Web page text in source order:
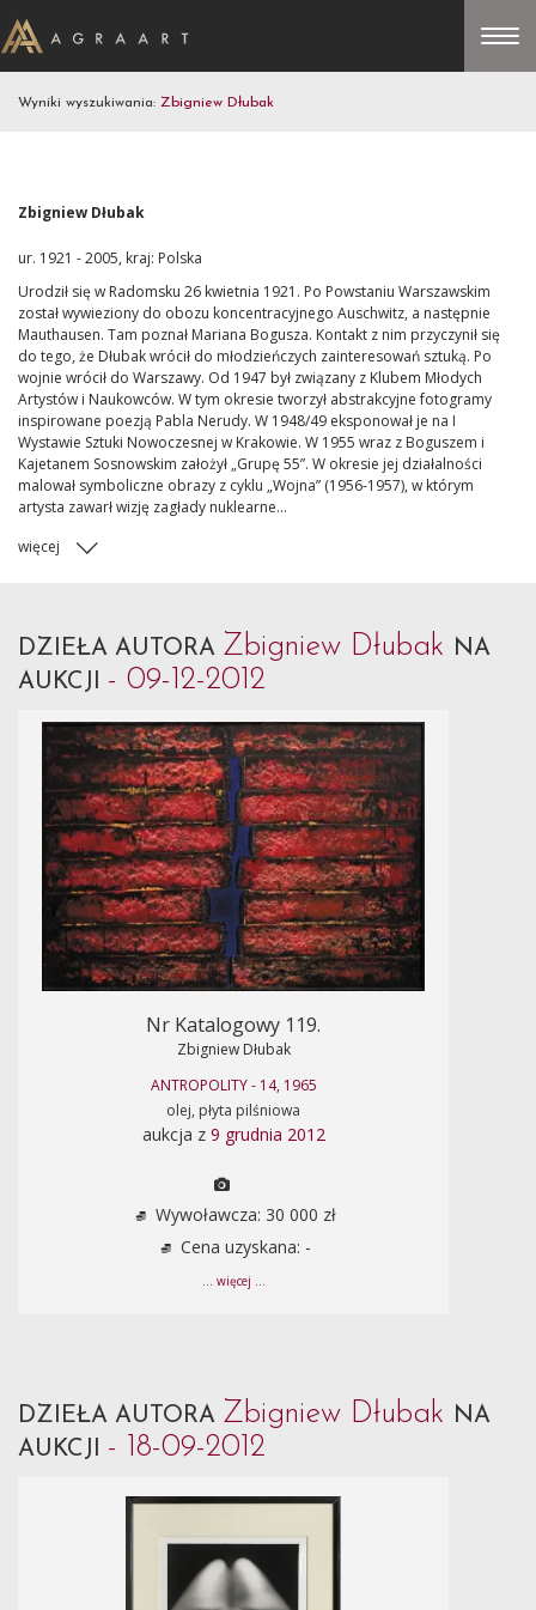
Wyniki wyszukiwania: Zbigniew Dłubak
Zbigniew Dłubak
ur. 1921 - 2005, kraj: Polska
Urodził się w Radomsku 26 kwietnia 1921. Po Powstaniu Warszawskim
został wywieziony do obozu koncentracyjnego Auschwitz, a następnie
Mauthausen. Tam poznał Mariana Bogusza. Kontakt z nim przyczynił się
do tego, że Dłubak wrócił do młodzieńczych zainteresowań sztuką. Po
wojnie wrócił do Warszawy. Od 1947 był związany z Klubem Młodych
Artystów i Naukowców. W tym okresie tworzył abstrakcyjne fotogramy
inspirowane poezją Pabla Nerudy. W 1948/49 eksponował je na I
Wystawie Sztuki Nowoczesnej w Krakowie. W 1955 wraz z Boguszem i
Kajetanem Sosnowskim założył „Grupę 55”. W okresie jej działalności
malował symboliczne obrazy z cyklu „Wojna” (1956-1957), w którym
artysta zawarł wizję zagłady nuklearne...
więcej
DZIEŁA AUTORA Zbigniew Dłubak NA
AUKCJI - 09-12-2012
Nr Katalogowy 119.
Zbigniew Dłubak
ANTROPOLITY - 14, 1965
olej, płyta pilśniowa
aukcja z 9 grudnia 2012
Wywoławcza: 30 000 zł
Cena uzyskana: -
... więcej ...
DZIEŁA AUTORA Zbigniew Dłubak NA
AUKCJI - 18-09-2012